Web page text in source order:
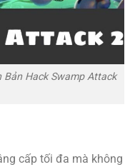
Hack Swamp Attack
cấp tối đa mà không